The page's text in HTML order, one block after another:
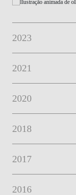
2023
2021
2020
2018
2017
2016